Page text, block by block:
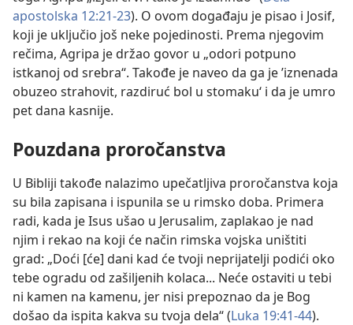
apostolska 12:21-23). O ovom događaju je pisao i Josif,
koji je uključio još neke pojedinosti. Prema njegovim
rečima, Agripa je držao govor u „odori potpuno
istkanoj od srebra“. Takođe je naveo da ga je ’iznenada
obuzeo strahovit, razdiruć bol u stomaku‘ i da je umro
pet dana kasnije.
Pouzdana proročanstva
U Bibliji takođe nalazimo upečatljiva proročanstva koja
su bila zapisana i ispunila se u rimsko doba. Primera
radi, kada je Isus ušao u Jerusalim, zaplakao je nad
njim i rekao na koji će način rimska vojska uništiti
grad: „Doći [će] dani kad će tvoji neprijatelji podići oko
tebe ogradu od zašiljenih kolaca... Neće ostaviti u tebi
ni kamen na kamenu, jer nisi prepoznao da je Bog
došao da ispita kakva su tvoja dela“ (Luka 19:41-44).